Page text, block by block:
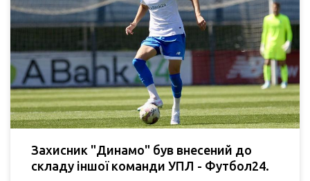
Захисник "Динамо" був внесений до
складу іншої команди УПЛ - Футбол24.